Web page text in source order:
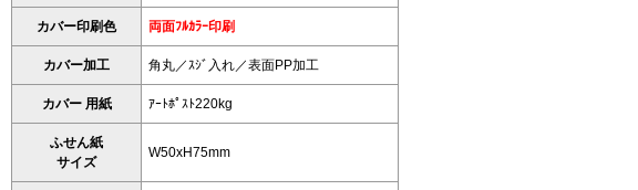
96.47
カバー印刷色 両面ﾌﾙｶﾗｰ印刷
カバー加工 角丸／ｽｼﾞ入れ／表面PP加工
カバー 用紙 ｱｰﾄﾎﾟｽﾄ220kg
ふせん紙
サイズ
W50xH75mm